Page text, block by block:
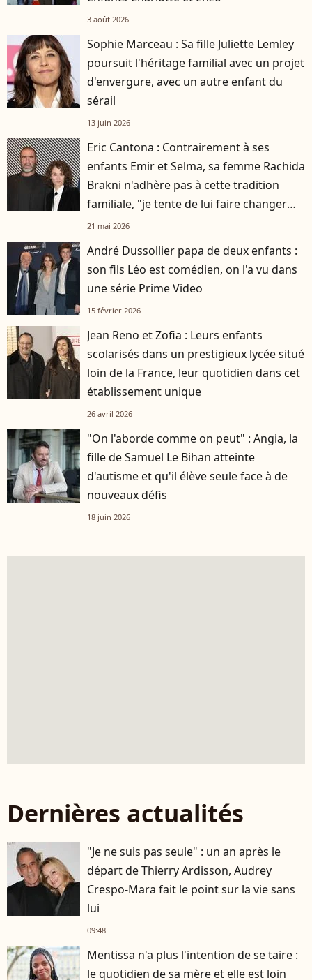
3 août 2026
Sophie Marceau : Sa fille Juliette Lemley
poursuit l'héritage familial avec un projet
d'envergure, avec un autre enfant du
sérail
13 juin 2026
Eric Cantona : Contrairement à ses
enfants Emir et Selma, sa femme Rachida
Brakni n'adhère pas à cette tradition
familiale, "je tente de lui faire changer
d'avis"
21 mai 2026
André Dussollier papa de deux enfants :
son fils Léo est comédien, on l'a vu dans
une série Prime Video
15 février 2026
Jean Reno et Zofia : Leurs enfants
scolarisés dans un prestigieux lycée situé
loin de la France, leur quotidien dans cet
établissement unique
26 avril 2026
"On l'aborde comme on peut" : Angia, la
fille de Samuel Le Bihan atteinte
d'autisme et qu'il élève seule face à de
nouveaux défis
18 juin 2026
Dernières actualités
"Je ne suis pas seule" : un an après le
départ de Thierry Ardisson, Audrey
Crespo-Mara fait le point sur la vie sans
lui
09:48
Mentissa n'a plus l'intention de se taire :
le quotidien de sa mère et elle est loin